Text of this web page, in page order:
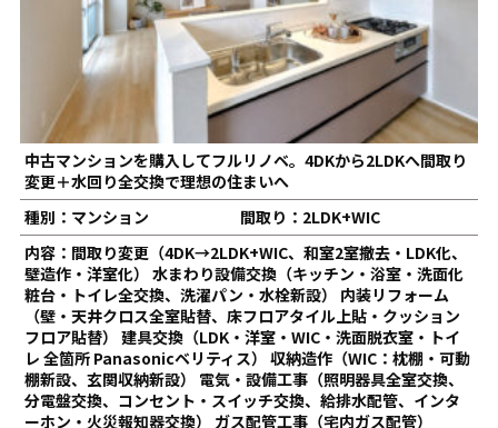
中古マンションを購入してフルリノベ。4DKから2LDKへ間取り
変更＋水回り全交換で理想の住まいへ
種別：マンション
間取り：2LDK+WIC
内容：間取り変更（4DK→2LDK+WIC、和室2室撤去・LDK化、
壁造作・洋室化） 水まわり設備交換（キッチン・浴室・洗面化
粧台・トイレ全交換、洗濯パン・水栓新設） 内装リフォーム
（壁・天井クロス全室貼替、床フロアタイル上貼・クッション
フロア貼替） 建具交換（LDK・洋室・WIC・洗面脱衣室・トイ
レ 全箇所 Panasonicベリティス） 収納造作（WIC：枕棚・可動
棚新設、玄関収納新設） 電気・設備工事（照明器具全室交換、
分電盤交換、コンセント・スイッチ交換、給排水配管、インタ
ーホン・火災報知器交換） ガス配管工事（宅内ガス配管）